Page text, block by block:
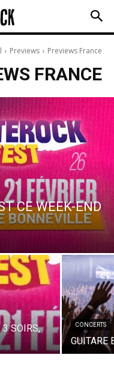
Previews Previews France
FRANCE
CE WEEK-END
SOIRS,
CONCERTS
GUITARE